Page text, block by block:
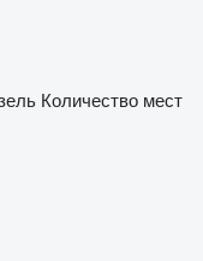
Количество мест